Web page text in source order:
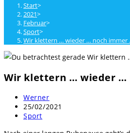
Start>
2021>
Februar>
Sport>
Wir klettern … wieder … noch immer
Wir klettern … wieder …
Beitrags-
Autor:
Werner
Beitrag
veröffentlicht:
25/02/2021
Beitrags-
Sport